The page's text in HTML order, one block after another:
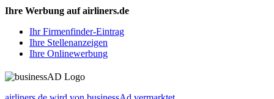
Ihre Werbung auf airliners.de
Ihr Firmenfinder-Eintrag
Ihre Stellenanzeigen
Ihre Onlinewerbung